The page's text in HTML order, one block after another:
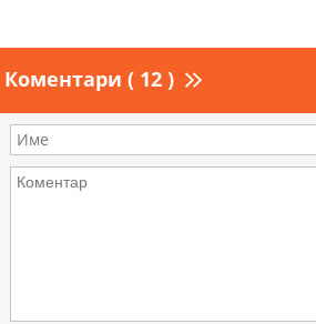
Коментари ( 12 )